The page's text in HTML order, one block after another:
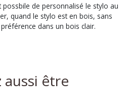
possbile de personnalisé le stylo au
quand le stylo est en bois, sans
dans un bois clair.
être